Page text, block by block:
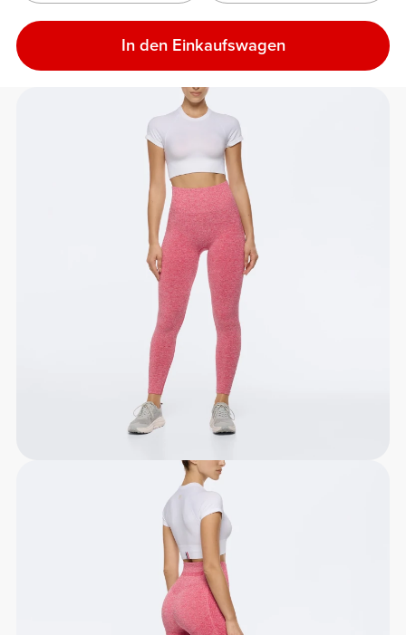
In den Einkaufswagen